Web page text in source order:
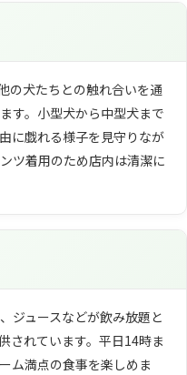
の犬たちとの触れ合いを通
す。小型犬から中型犬まで
に戯れる様子を見守りなが
ツ着用のため店内は清潔に
ジュースなどが飲み放題と
されています。平日14時ま
ム満点の食事を楽しめま